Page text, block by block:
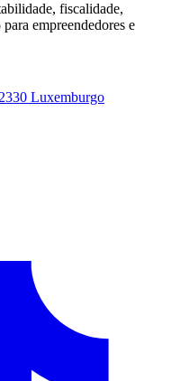
fiscalidade,
empreendedores e
Luxemburgo